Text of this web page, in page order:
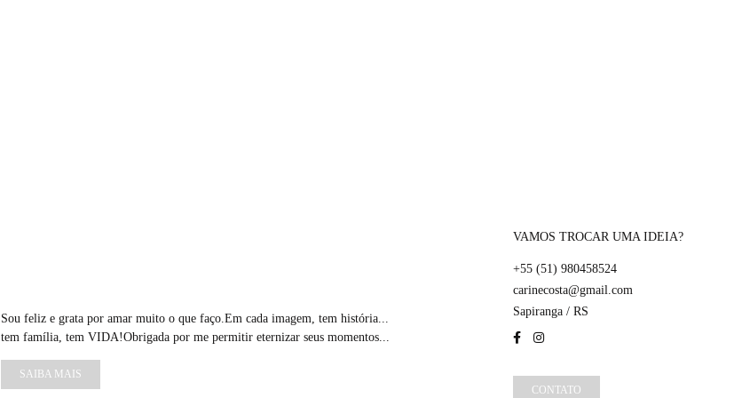
Sou feliz e grata por amar muito o que faço.Em cada imagem, tem história...
tem família, tem VIDA!Obrigada por me permitir eternizar seus momentos...
SAIBA MAIS
VAMOS TROCAR UMA IDEIA?
+55 (51) 980458524
carinecosta@gmail.com
Sapiranga / RS
CONTATO